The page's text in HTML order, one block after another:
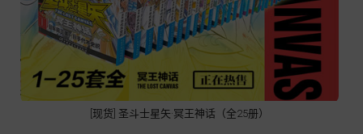
[现货] 圣斗士星矢·冥王神话（全25册）